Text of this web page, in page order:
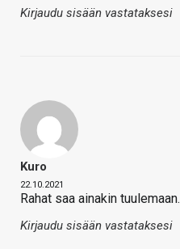
Kirjaudu sisään vastataksesi
Kuro
22.10.2021
Rahat saa ainakin tuulemaan.
Kirjaudu sisään vastataksesi